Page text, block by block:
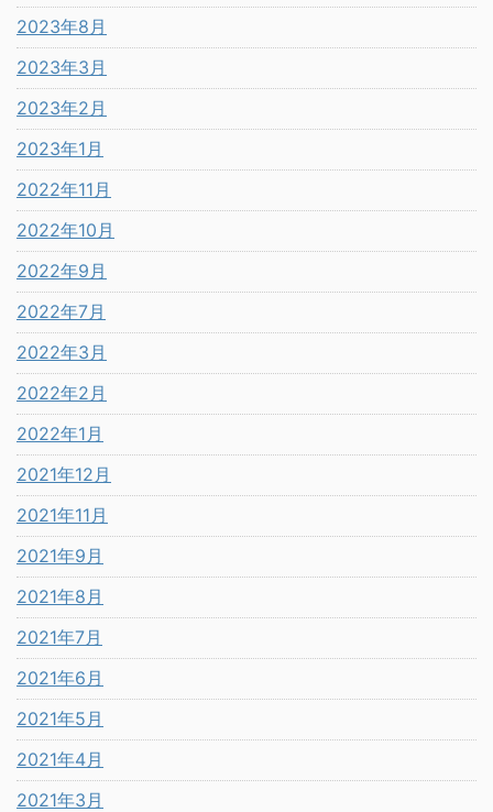
2023年8月
2023年3月
2023年2月
2023年1月
2022年11月
2022年10月
2022年9月
2022年7月
2022年3月
2022年2月
2022年1月
2021年12月
2021年11月
2021年9月
2021年8月
2021年7月
2021年6月
2021年5月
2021年4月
2021年3月